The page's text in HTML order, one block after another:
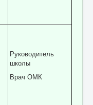
Руководитель
школы
Врач ОМК